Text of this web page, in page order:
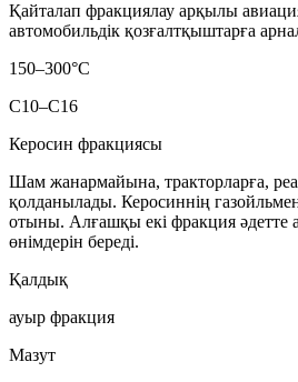
Қайталап фракциялау арқылы
автомобильдік қозғалтқыштарға
150–300°C
C10–C16
Керосин фракциясы
Шам жанармайына, тракторларға,
қолданылады. Керосиннің
отыны. Алғашқы екі фракция әдетте
өнімдерін береді.
Қалдық
ауыр фракция
Мазут